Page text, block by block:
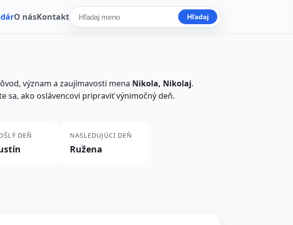
O násKontakt Hľadať meno Hľadaj
význam a zaujímavosti mena Nikola, Nikolaj.
sa, ako oslávencovi pripraviť výnimočný deň.
DEŇ NASLEDUJÚCI DEŇ
Ružena